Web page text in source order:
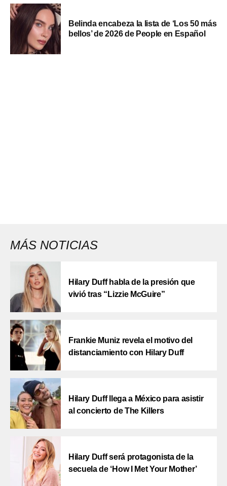
Belinda encabeza la lista de ‘Los 50 más
bellos’ de 2026 de People en Español
MÁS NOTICIAS
Hilary Duff habla de la presión que
vivió tras “Lizzie McGuire”
Frankie Muniz revela el motivo del
distanciamiento con Hilary Duff
Hilary Duff llega a México para asistir
al concierto de The Killers
Hilary Duff será protagonista de la
secuela de ‘How I Met Your Mother’